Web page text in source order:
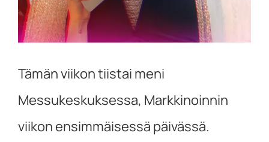
Tämän viikon tiistai meni
Messukeskuksessa, Markkinoinnin
viikon ensimmäisessä päivässä.